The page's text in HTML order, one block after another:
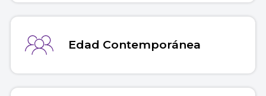
Edad Contemporánea